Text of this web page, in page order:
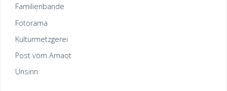
Familienbande
Fotorama
Kulturmetzgerei
Post vom Amaot
Unsinn